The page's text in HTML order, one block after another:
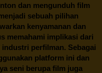
dan mengunduh film
sebuah pilihan
kenyamanan dan
memahami implikasi dari
perfilman. Sebagai
platform ini dan
seni berupa film juga